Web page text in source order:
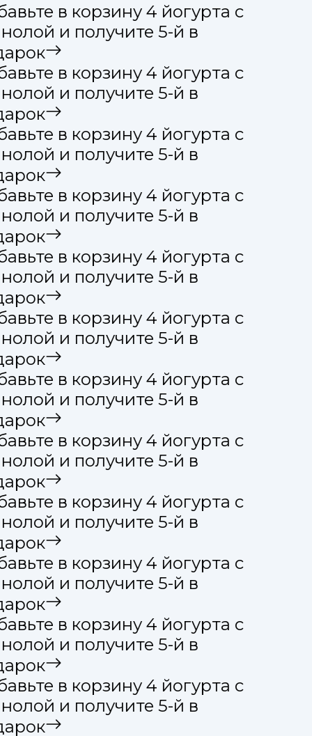
в корзину 4 йогурта с
и получите 5-й в
в корзину 4 йогурта с
и получите 5-й в
в корзину 4 йогурта с
и получите 5-й в
в корзину 4 йогурта с
и получите 5-й в
в корзину 4 йогурта с
и получите 5-й в
в корзину 4 йогурта с
и получите 5-й в
в корзину 4 йогурта с
и получите 5-й в
в корзину 4 йогурта с
и получите 5-й в
в корзину 4 йогурта с
и получите 5-й в
в корзину 4 йогурта с
и получите 5-й в
в корзину 4 йогурта с
и получите 5-й в
в корзину 4 йогурта с
и получите 5-й в